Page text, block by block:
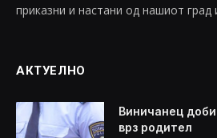
приказни и настани од нашиот град
АКТУЕЛНО
Виничанец
врз родител